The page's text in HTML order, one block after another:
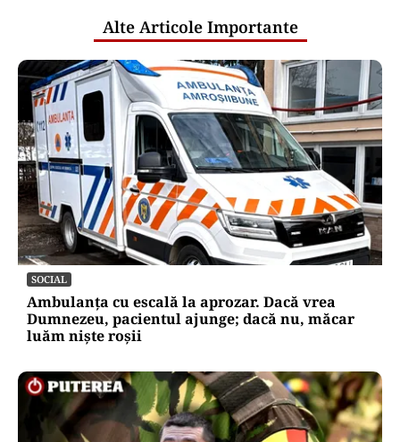
Alte Articole Importante
SOCIAL
Ambulanța cu escală la aprozar. Dacă vrea
Dumnezeu, pacientul ajunge; dacă nu, măcar
luăm niște roșii